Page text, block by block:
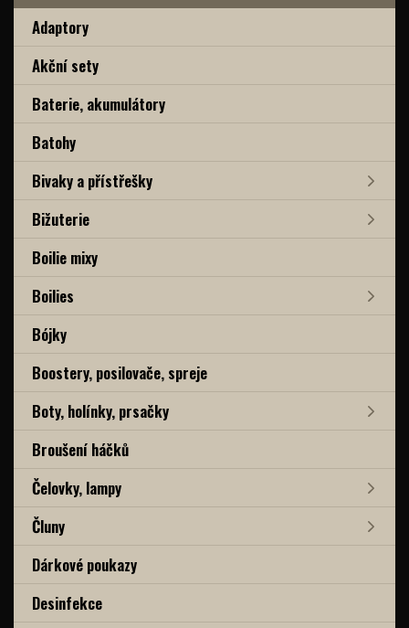
Adaptory
Akční sety
Baterie, akumulátory
Batohy
Bivaky a přístřešky
Bižuterie
Boilie mixy
Boilies
Bójky
Boostery, posilovače, spreje
Boty, holínky, prsačky
Broušení háčků
Čelovky, lampy
Čluny
Dárkové poukazy
Desinfekce